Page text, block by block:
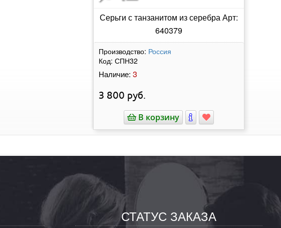
Серьги с танзанитом из серебра Арт:
640379
Производство: Россия
Код: СПН32
Наличие: 3
3 800 руб.
В корзину
СТАТУС ЗАКАЗА